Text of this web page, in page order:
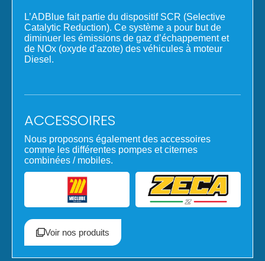
L’ADBlue fait partie du dispositif SCR (Selective
Catalytic Reduction). Ce système a pour but de
diminuer les émissions de gaz d’échappement et
de NOx (oxyde d’azote) des véhicules à moteur
Diesel.
ACCESSOIRES
Nous proposons également des accessoires
comme les différentes pompes et citernes
combinées / mobiles.
Voir nos produits